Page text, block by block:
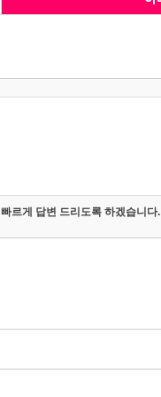
빠르게 답변 드리도록 하겠습니다.